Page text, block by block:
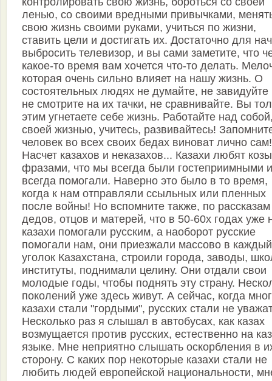
ленью, со своими вредными привычками,
свою жизнь своими руками, учиться по жизни,
ставить цели и достигать их. Достаточно для
выбросить телевизор, и вы сами заметите, что
какое-то время вам хочется что-то делать.
которая очень сильно влияет на нашу жизнь. О
состоятельных людях не думайте, не завидуйте
не смотрите на их тачки, не сравнивайте. Вы
этим угнетаете себе жизнь. Работайте над
своей жизнью, учитесь, развивайтесь!
человек во всех своих бедах виноват лично сам!
Насчет казахов и неказахов... Казахи любят
фразами, что мы всегда были гостеприимными и
всегда помогали. Наверно это было в то время,
когда к нам отправляли ссыльных или пленных
после войны! Но вспомните также, по рассказам
дедов, отцов и матерей, что в 50-60х годах уже
казахи помогали русским, а наоборот русские
помогали нам, они приезжали массово в каждый
уголок Казахстана, строили города, заводы,
институты, поднимали целину. Они отдали свои
молодые годы, чтобы поднять эту страну.
поколений уже здесь живут. А сейчас, когда
казахи стали "гордыми", русских стали не
Несколько раз я слышал в автобусах, как казах
возмущается против русских, естественно на
языке. Мне неприятно слышать оскорбления в
сторону. С каких пор некоторые казахи стали не
любить людей европейской национальности,